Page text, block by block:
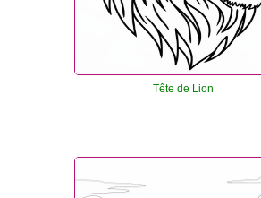
Tête de Lion